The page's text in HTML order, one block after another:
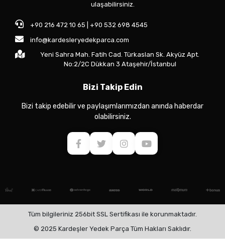
ulaşabilirsiniz.
+90 216 472 10 65 | +90 532 698 4545
info@kardesleryedekparca.com
Yeni Sahra Mah. Fatih Cad. Türkaslan Sk. Akyüz Apt.
No:2/2C Dükkan 3 Ataşehir/İstanbul
Bizi Takip Edin
Bizi takip edebilir ve paylaşımlarımızdan anında haberdar
olabilirsiniz.
Tüm bilgileriniz 256bit SSL Sertifikası ile korunmaktadır.
© 2025 Kardeşler Yedek Parça Tüm Hakları Saklıdır.